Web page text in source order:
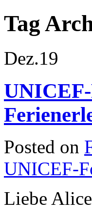
Tag
Dez.19
Posted on
UNICEF-
Liebe